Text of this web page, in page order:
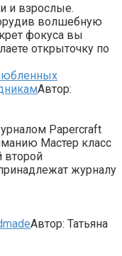
и взрослые.
волшебную
фокуса вы
открыточку по
Автор:
Papercraft
Мастер класс
второй
журналу
Автор: Татьяна